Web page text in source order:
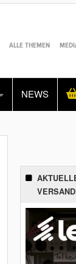
ALLE THEMEN
NEWS